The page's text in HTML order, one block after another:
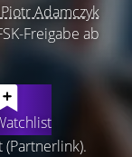
Piotr Adamczyk
Freigabe ab
(Partnerlink).